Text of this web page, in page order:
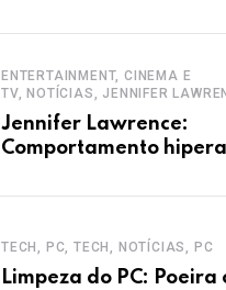
ENTERTAINMENT, CINEMA E
TV, NOTÍCIAS, JENNIFER
Jennifer Lawrence:
Comportamento
defesa.
TECH, PC, TECH, NOTÍCIAS, PC
Limpeza do PC: Poeira